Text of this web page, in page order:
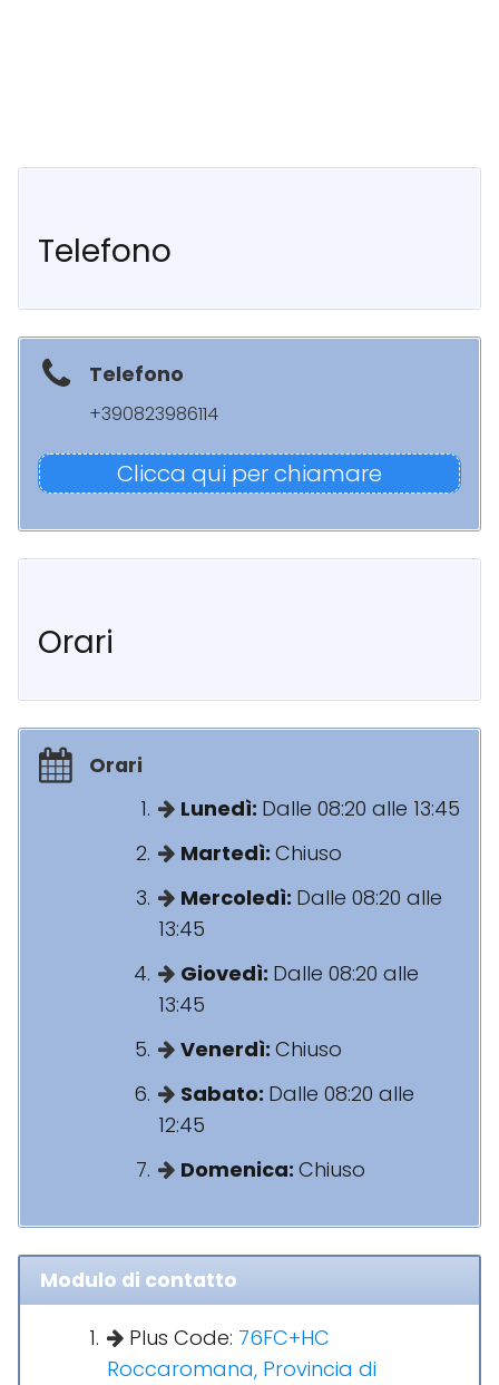
Telefono
Telefono
+390823986114
Clicca qui per chiamare
Orari
Orari
Lunedì: Dalle 08:20 alle 13:45
Martedì: Chiuso
Mercoledì: Dalle 08:20 alle
13:45
Giovedì: Dalle 08:20 alle
13:45
Venerdì: Chiuso
Sabato: Dalle 08:20 alle
12:45
Domenica: Chiuso
Modulo di contatto
Plus Code: 76FC+HC
Roccaromana, Provincia di